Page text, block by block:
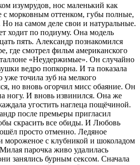
изумрудов, нос маленький как
морковным оттенком, губы полные,
Но на самом деле свои и натуральные.
ходит по подиуму. Она модель
пять. Александр познакомился
где смотрел фильм американского
«Неудержимые». Он случайно
ведро попкорна. И та показала
точила зуб на мелкого
но вновь огорчил мисс обаяние. Он
ногу. И вновь извинился. Она же
угостить наглеца пощёчиной.
после премьеры пригласил
скрасить все обиды. И Любовь
просто отменно. Ледяное
мороженое с клубникой и шоколадом
парочка живо удалилась
занялись бурным сексом. Сначала